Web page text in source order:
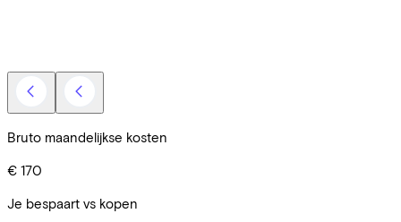
Bruto maandelijkse kosten
€ 170
Je bespaart vs kopen